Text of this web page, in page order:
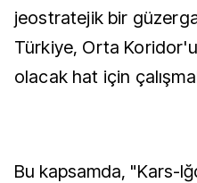
jeostratejik bir
Türkiye, Orta
olacak hat için
Bu kapsamda, "Kars-